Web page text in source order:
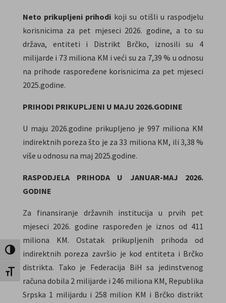
Toggle High Contrast
Toggle Font size
Neto prikupljeni prihodi koji su otišli u raspodjelu
korisnicima za pet mjeseci 2026. godine, a to su
država, entiteti i Distrikt Brčko, iznosili su 4
milijarde i 73 miliona KM i veći su za 7,39 % u odnosu
na prihode raspoređene korisnicima za pet mjeseci
2025.godine.
PRIHODI PRIKUPLJENI U MAJU 2026.GODINE
U maju 2026.godine prikupljeno je 997 miliona KM
indirektnih poreza što je za 33 miliona KM, ili 3,38 %
više u odnosu na maj 2025.godine.
RASPODJELA PRIHODA U JANUAR-MAJ 2026.
GODINE
Za finansiranje državnih institucija u prvih pet
mjeseci 2026. godine raspoređen je iznos od 411
miliona KM. Ostatak prikupljenih prihoda od
indirektnih poreza završio je kod entiteta i Brčko
distrikta. Tako je Federacija BiH sa jedinstvenog
računa dobila 2 milijarde i 246 miliona KM, Republika
Srpska 1 milijardu i 258 milion KM i Brčko distrikt